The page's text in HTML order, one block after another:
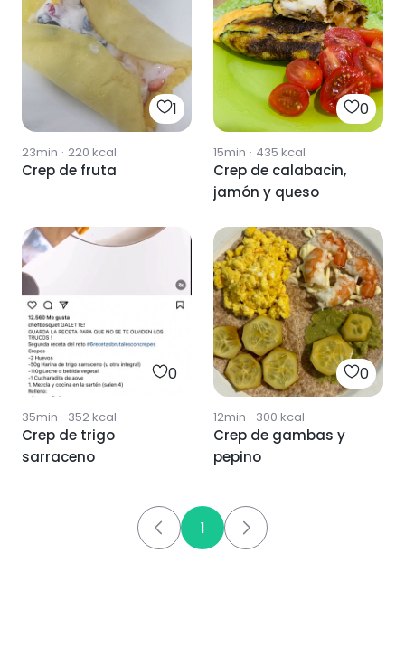
1
23min · 220 kcal
Crep de fruta
0
15min · 435 kcal
Crep de calabacin,
jamón y queso
0
35min · 352kcal
Crep de trigo
sarraceno
0
12min · 300 kcal
Crep de gambas y
pepino
1